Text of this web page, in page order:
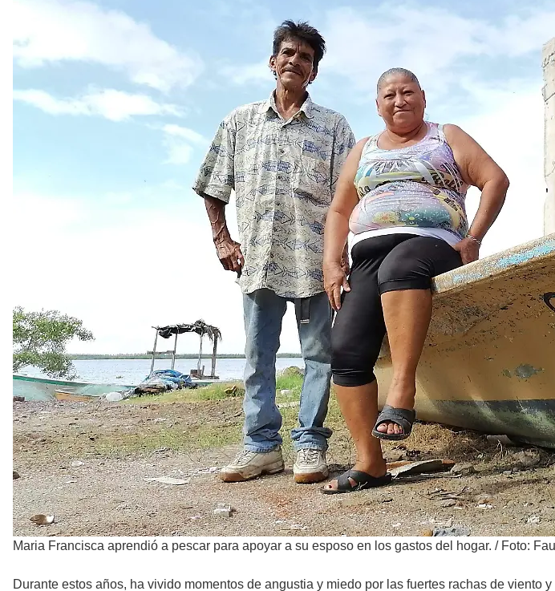
Maria Francisca aprendió a pescar para apoyar a su esposo en los gastos del hogar. / Foto:
Durante estos años, ha vivido momentos de angustia y miedo por las fuertes rachas de